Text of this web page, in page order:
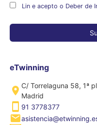
Lin e acepto o Deber de
eTwinning
C/ Torrelaguna 58, 1ª
Madrid
91 3778377